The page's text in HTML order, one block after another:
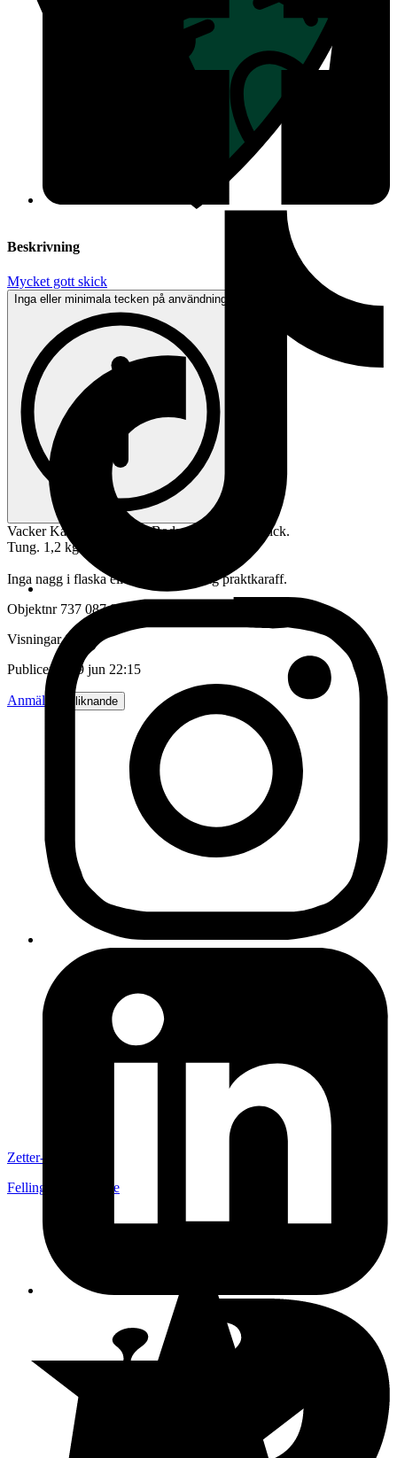
Beskrivning
Mycket gott skick
Inga eller minimala tecken på användning
Vacker Karaff från Kosta Boda. Mycket fint skick.
Tung. 1,2 kg
Inga nagg i flaska eller kork. En riktig praktkaraff.
Objektnr 737 087 835
Visningar 85
Publicerad
19 jun 22:15
Anmäl Sälj liknande
Zetter-Strom
Fellingsbro
Sverige